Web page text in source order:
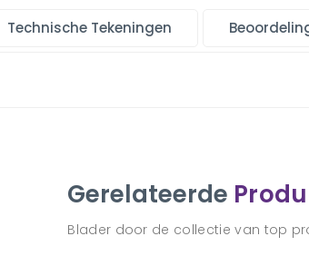
Technische Tekeningen
Gerelateerde
Blader door de collectie van top